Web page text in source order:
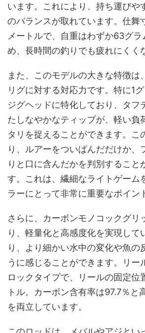
います。これにより、持ち運びや
のバランスが取れています。仕舞
メートルで、自重はわずか63グ
め、長時間の釣りでも疲れにくく
また、このモデルの大きな特徴は
リグに対する対応力です。特に1
ジグヘッドに特化しており、タフ
たしなやかなティップが、軽い負
タリを捉えることができます。こ
り、ルアーをついばんだだけか、
りと口に含んだかを判別すること
す。これは、繊細なライトゲーム
ラーにとって非常に重要なポイン
さらに、カーボンモノコックグリ
り、軽量化と高感度化を実現して
り、より細かい水中の変化や魚の
うに感じることができます。リー
ロックタイプで、リールの固定位
トル。カーボン含有率は97.7％と
を両立しています。